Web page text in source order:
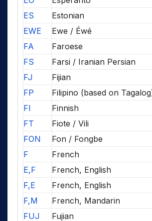
ES
Estonian
EWE
Ewe / Éwé
FA
Faroese
FS
Farsi / Iranian Persian
FJ
Fijian
FP
Filipino (based on
FI
Finnish
FT
Fiote / Vili
FON
Fon / Fongbe
F
French
E,F
French, English
F,E
French, English
F,M
French, Mandarin
FUJ
Fujian